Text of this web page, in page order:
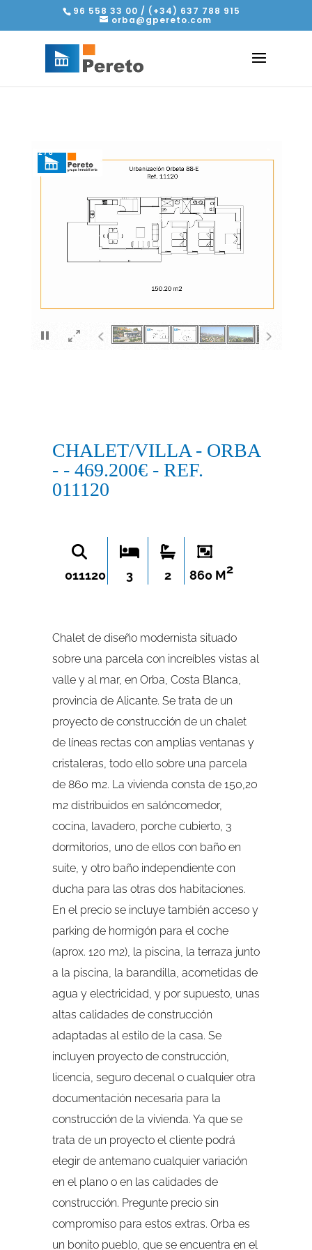
96 558 33 00 / (+34) 637 788 915
orba@gpereto.com
×
2/8
CHALET/VILLA - ORBA
- - 469.200€ - REF.
011120
011120 3 2 860 M2
Chalet de diseño modernista situado
sobre una parcela con increíbles vistas al
valle y al mar, en Orba, Costa Blanca,
provincia de Alicante. Se trata de un
proyecto de construcción de un chalet
de líneas rectas con amplias ventanas y
cristaleras, todo ello sobre una parcela
de 860 m2. La vivienda consta de 150,20
m2 distribuidos en salóncomedor,
cocina, lavadero, porche cubierto, 3
dormitorios, uno de ellos con baño en
suite, y otro baño independiente con
ducha para las otras dos habitaciones.
En el precio se incluye también acceso y
parking de hormigón para el coche
(aprox. 120 m2), la piscina, la terraza junto
a la piscina, la barandilla, acometidas de
agua y electricidad, y por supuesto, unas
altas calidades de construcción
adaptadas al estilo de la casa. Se
incluyen proyecto de construcción,
licencia, seguro decenal o cualquier otra
documentación necesaria para la
construcción de la vivienda. Ya que se
trata de un proyecto el cliente podrá
elegir de antemano cualquier variación
en el plano o en las calidades de
construcción. Pregunte precio sin
compromiso para estos extras. Orba es
un bonito pueblo, que se encuentra en el